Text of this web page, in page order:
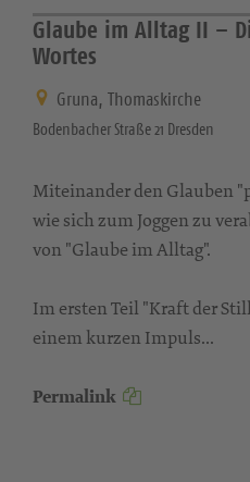
Glaube im Alltag II –
Wortes
Gruna, Thomaskirche
Bodenbacher Straße 21 Dresden
Miteinander den Glauben
wie sich zum Joggen zu
von "Glaube im Alltag".
Im ersten Teil "Kraft der
einem kurzen Impuls...
Permalink